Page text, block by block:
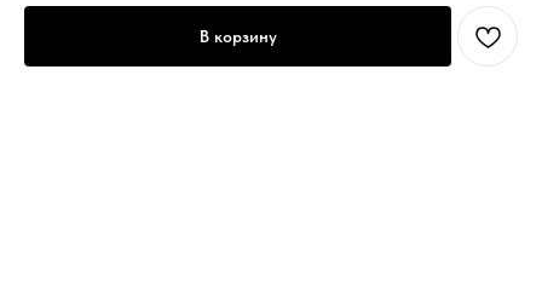
В корзину